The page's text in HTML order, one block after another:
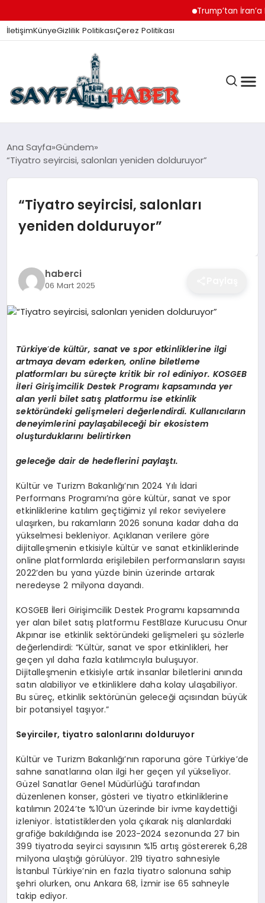
Trump’tan İran’a
İletişimKünyeGizlilik PolitikasıÇerez Politikası
ANA SAYFA
İZMIR HABERLERI
EĞITIM
EKONOMI
SAĞLIK
SPOR
DIĞER
Ana Sayfa Gündem
“Tiyatro seyircisi, salonları yeniden dolduruyor”
“Tiyatro seyircisi, salonları
yeniden dolduruyor”
haberci
06 Mart 2025
Türkiye’de kültür, sanat ve spor etkinliklerine ilgi
artmaya devam ederken, online biletleme
platformları bu süreçte kritik bir rol ediniyor. KOSGEB
İleri Girişimcilik Destek Programı kapsamında yer
alan yerli bilet satış platformu ise etkinlik
sektöründeki gelişmeleri değerlendirdi. Kullanıcıların
deneyimlerini paylaşabileceği bir ekosistem
oluşturduklarını belirtirken
geleceğe dair de hedeflerini paylaştı.
Kültür ve Turizm Bakanlığı’nın 2024 Yılı İdari
Performans Programı’na göre kültür, sanat ve spor
etkinliklerine katılım geçtiğimiz yıl rekor seviyelere
ulaşırken, bu rakamların 2026 sonuna kadar daha da
yükselmesi bekleniyor. Açıklanan verilere göre
dijitalleşmenin etkisiyle kültür ve sanat etkinliklerinde
online platformlarda erişilebilen performansların sayısı
2022’den bu yana yüzde binin üzerinde artarak
neredeyse 2 milyona dayandı.
KOSGEB İleri Girişimcilik Destek Programı kapsamında
yer alan bilet satış platformu FestBlaze Kurucusu Onur
Akpınar ise etkinlik sektöründeki gelişmeleri şu sözlerle
değerlendirdi: “Kültür, sanat ve spor etkinlikleri, her
geçen yıl daha fazla katılımcıyla buluşuyor.
Dijitalleşmenin etkisiyle artık insanlar biletlerini anında
satın alabiliyor ve etkinliklere daha kolay ulaşabiliyor.
Bu süreç, etkinlik sektörünün geleceği açısından büyük
bir potansiyel taşıyor.”
Seyirciler, tiyatro salonlarını dolduruyor
Kültür ve Turizm Bakanlığı’nın raporuna göre Türkiye’de
sahne sanatlarına olan ilgi her geçen yıl yükseliyor.
Güzel Sanatlar Genel Müdürlüğü tarafından
düzenlenen konser, gösteri ve tiyatro etkinliklerine
katılımın 2024’te %10’un üzerinde bir ivme kaydettiği
izleniyor. İstatistiklerden yola çıkarak niş alanlardaki
grafiğe bakıldığında ise 2023-2024 sezonunda 27 bin
399 tiyatroda seyirci sayısının %15 artış göstererek 6,28
milyona ulaştığı görülüyor. 219 tiyatro sahnesiyle
İstanbul Türkiye’nin en fazla tiyatro salonuna sahip
şehri olurken, onu Ankara 68, İzmir ise 65 sahneyle
takip ediyor.